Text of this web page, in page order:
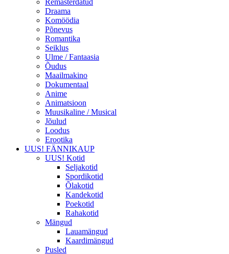
Remasterdatud
Draama
Komöödia
Põnevus
Romantika
Seiklus
Ulme / Fantaasia
Õudus
Maailmakino
Dokumentaal
Anime
Animatsioon
Muusikaline / Musical
Jõulud
Loodus
Erootika
UUS! FÄNNIKAUP
UUS! Kotid
Seljakotid
Spordikotid
Õlakotid
Kandekotid
Poekotid
Rahakotid
Mängud
Lauamängud
Kaardimängud
Pusled